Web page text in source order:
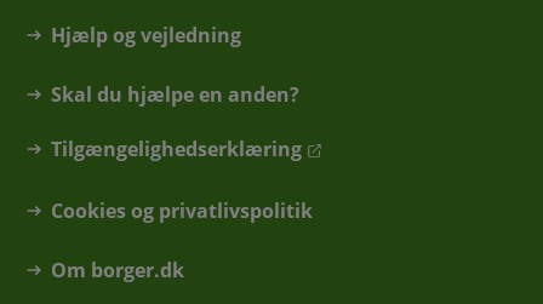
Hjælp og vejledning
Skal du hjælpe en anden?
Tilgængelighedserklæring
Cookies og privatlivspolitik
Om borger.dk